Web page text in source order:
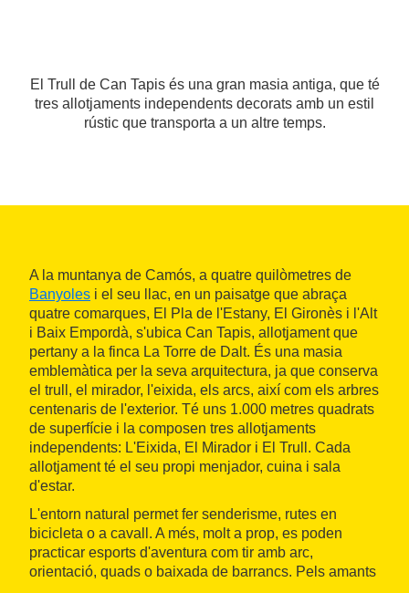
El Trull de Can Tapis és una gran masia antiga, que té
tres allotjaments independents decorats amb un estil
rústic que transporta a un altre temps.
A la muntanya de Camós, a quatre quilòmetres de
Banyoles i el seu llac, en un paisatge que abraça
quatre comarques, El Pla de l'Estany, El Gironès i l'Alt
i Baix Empordà, s'ubica Can Tapis, allotjament que
pertany a la finca La Torre de Dalt. És una masia
emblemàtica per la seva arquitectura, ja que conserva
el trull, el mirador, l'eixida, els arcs, així com els arbres
centenaris de l'exterior. Té uns 1.000 metres quadrats
de superfície i la composen tres allotjaments
independents: L'Eixida, El Mirador i El Trull. Cada
allotjament té el seu propi menjador, cuina i sala
d'estar.
L'entorn natural permet fer senderisme, rutes en
bicicleta o a cavall. A més, molt a prop, es poden
practicar esports d'aventura com tir amb arc,
orientació, quads o baixada de barrancs. Pels amants